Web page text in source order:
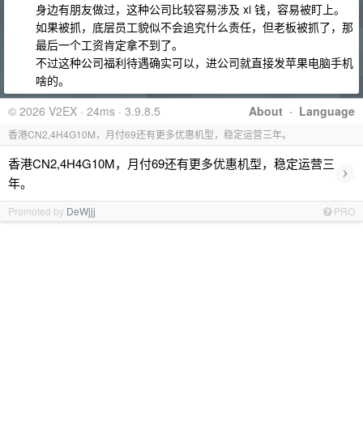
身边有朋友做过，这种公司比较容易涉及 xi 钱，容易被盯上。
如果被抓，底层员工貌似不会追究什么责任，但老板被抓了，那
最后一个工资肯定拿不到了。
不过这种公司福利待遇确实可以，进公司就直接发苹果电脑手机
啥的。
About · Language
© 2026 V2EX · 24ms · 3.9.8.5
香港CN2,4H4G10M，月付69还有更多优惠机型，稳定运营三年。
香港CN2,4H4G10M，月付69还有更多优惠机型，稳定运营三
年。
›
Promoted by DeWjjj PRO